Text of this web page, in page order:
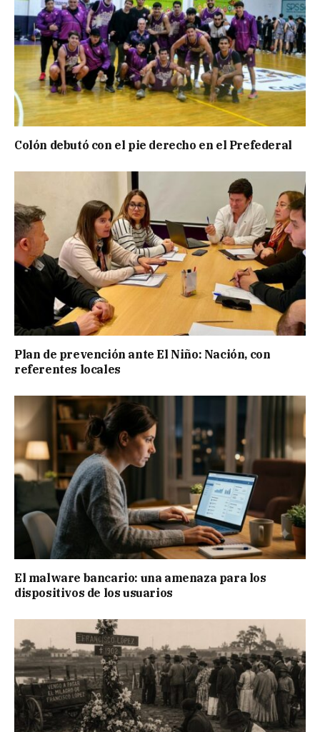
Colón debutó con el pie derecho en el Prefederal
Plan de prevención ante El Niño: Nación, con
referentes locales
El malware bancario: una amenaza para los
dispositivos de los usuarios